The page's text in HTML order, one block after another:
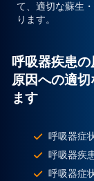
て、適切な蘇生
ります。
呼吸器疾患
原因への適
ます
呼吸器症
呼吸器疾
呼吸器症